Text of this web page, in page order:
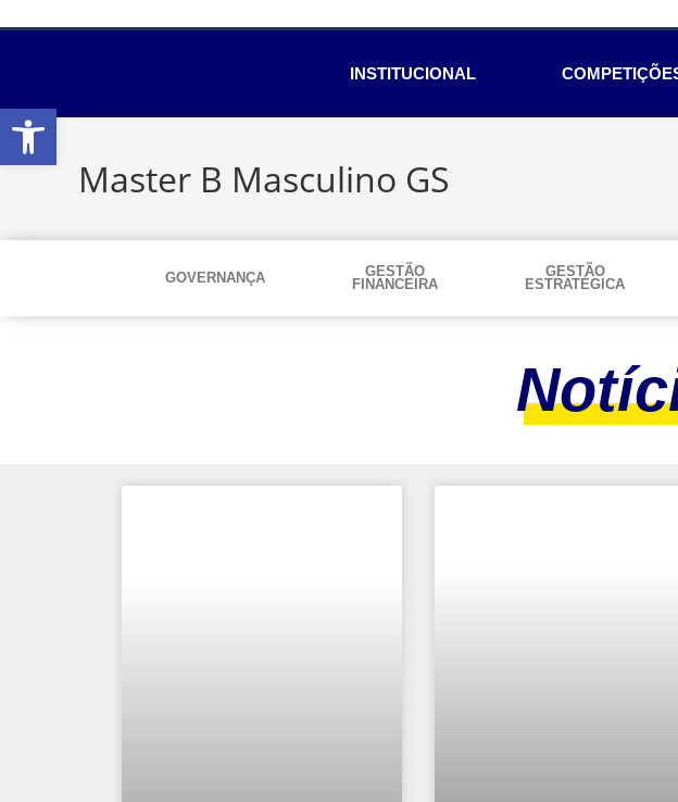
INSTITUCIONAL
Master B Masculino GS
GOVERNANÇA
GESTÃO
FINANCEIRA
GESTÃO
ESTRATÉGICA
Abrir a barra de ferramentas